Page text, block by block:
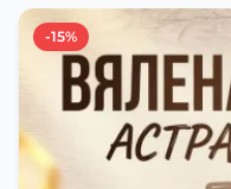
-15%